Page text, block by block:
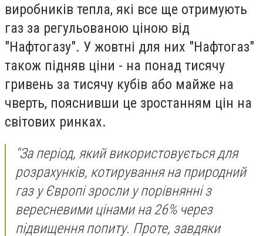
виробників тепла, які все ще отримують
газ за регульованою ціною від
"Нафтогазу". У жовтні для них "Нафтогаз"
також підняв ціни - на понад тисячу
гривень за тисячу кубів або майже на
чверть, пояснивши це зростанням цін на
світових ринках.
"За період, який використовується для
розрахунків, котирування на природний
газ у Європі зросли у порівнянні з
вересневими цінами на 26% через
підвищення попиту. Проте, завдяки